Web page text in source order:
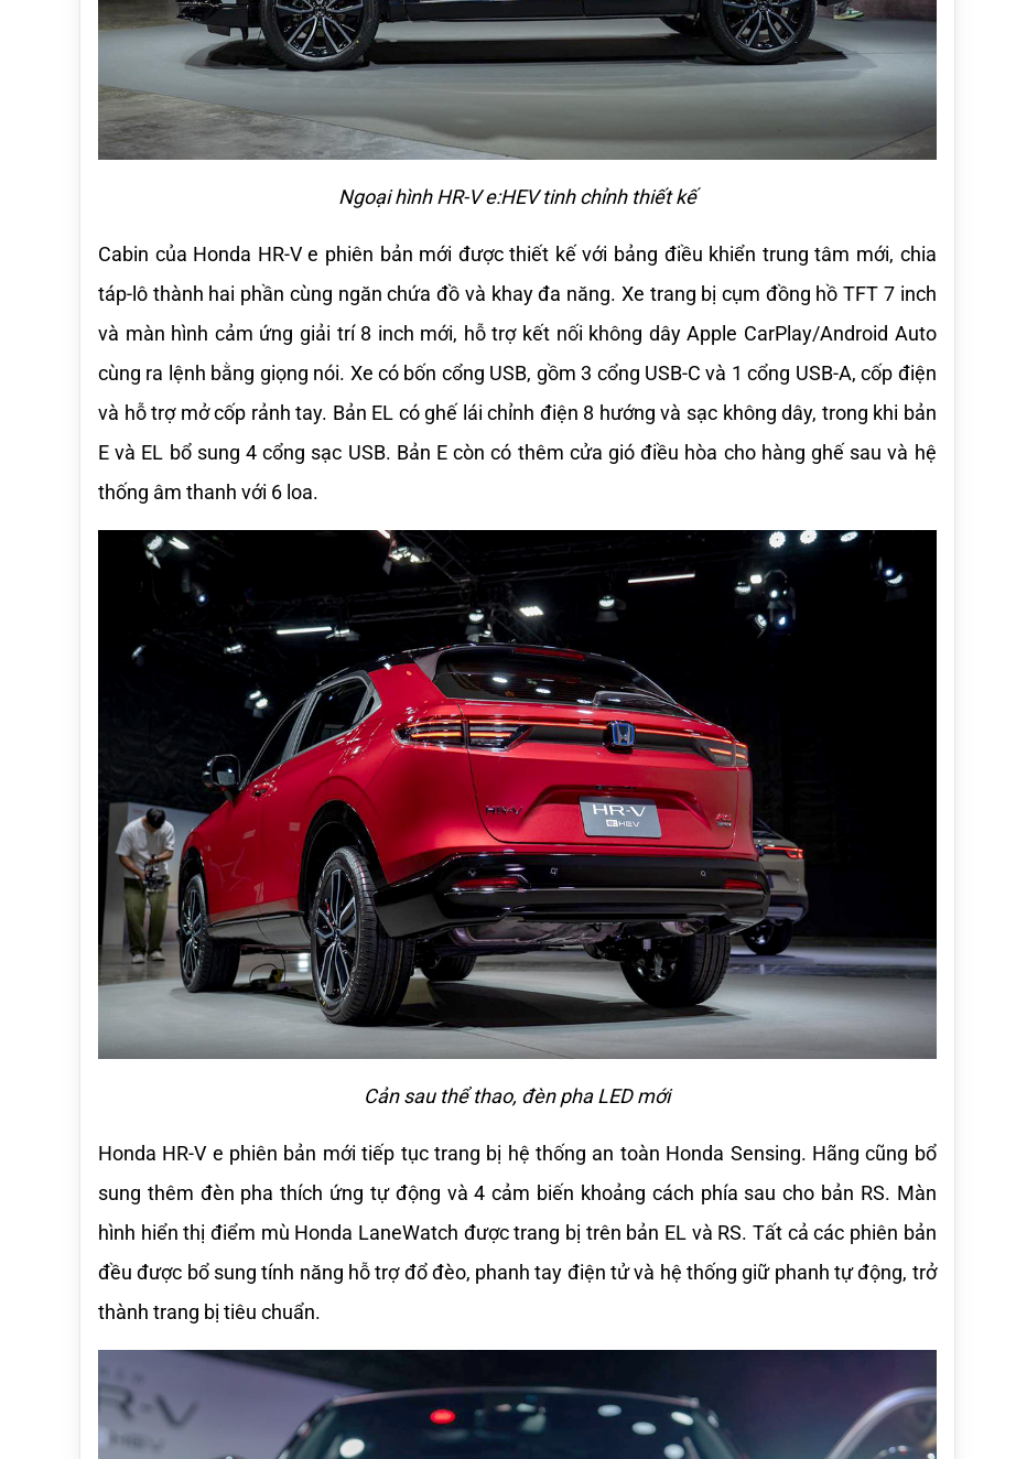
Ngoại hình HR-V e:HEV tinh chỉnh thiết kế
Cabin của Honda HR-V e phiên bản mới được thiết kế với bảng điều khiển trung tâm mới, chia
táp-lô thành hai phần cùng ngăn chứa đồ và khay đa năng. Xe trang bị cụm đồng hồ TFT 7 inch
và màn hình cảm ứng giải trí 8 inch mới, hỗ trợ kết nối không dây Apple CarPlay/Android Auto
cùng ra lệnh bằng giọng nói. Xe có bốn cổng USB, gồm 3 cổng USB-C và 1 cổng USB-A, cốp điện
và hỗ trợ mở cốp rảnh tay. Bản EL có ghế lái chỉnh điện 8 hướng và sạc không dây, trong khi bản
E và EL bổ sung 4 cổng sạc USB. Bản E còn có thêm cửa gió điều hòa cho hàng ghế sau và hệ
thống âm thanh với 6 loa.
Cản sau thể thao, đèn pha LED mới
Honda HR-V e phiên bản mới tiếp tục trang bị hệ thống an toàn Honda Sensing. Hãng cũng bổ
sung thêm đèn pha thích ứng tự động và 4 cảm biến khoảng cách phía sau cho bản RS. Màn
hình hiển thị điểm mù Honda LaneWatch được trang bị trên bản EL và RS. Tất cả các phiên bản
đều được bổ sung tính năng hỗ trợ đổ đèo, phanh tay điện tử và hệ thống giữ phanh tự động, trở
thành trang bị tiêu chuẩn.